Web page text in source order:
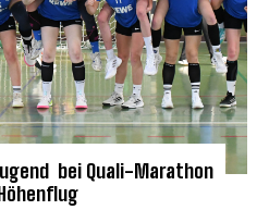
bei Quali-Marathon